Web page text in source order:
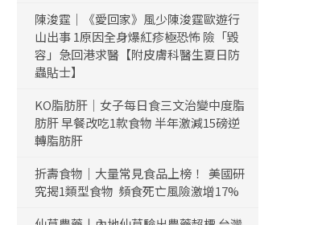
陳浚霆｜《愛回家》風少陳浚霆歐遊行
山出事 1原因全身爆紅疹極恐怖 險「毀
容」急回港求醫【附皮膚科醫生夏日防
蟲貼士】
KO脂肪肝｜女子每日食三文治變中度脂
肪肝 早餐改吃1款食物 半年激減15磅逆
轉脂肪肝
折壽食物｜大量常見食品上榜！ 美國研
究揭1類型食物 頻食死亡風險激增17%